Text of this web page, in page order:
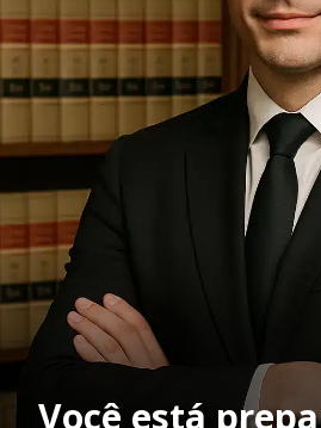
Você está